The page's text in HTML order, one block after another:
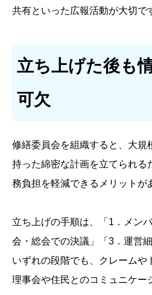
共有といった広報活動が大切で
立ち上げた後も
可欠
修繕委員会を組織すると、大規
持った綿密な計画を立てられる
務負担を軽減できるメリットが
立ち上げの手順は、「1．メン
会・総会での決議」「3．運営
いずれの段階でも、クレームや
理事会や住民とのコミュニケー